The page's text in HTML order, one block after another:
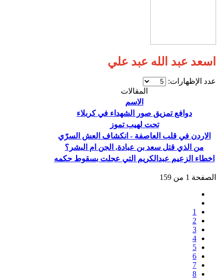
اسعد عبد الله عبد علي
عدد الإظهارات:
المقالات
الاسم
دوافع تمزيق صور الشهداء في كربلاء
تحت لهيب تموز
الاردن في قلب العاصفة - انكشاف العش السرّي
من الذي قتل سعد بن عبادة, الجن ام البشر؟
اخطاء الزعيم عبدالكريم التي عجلت بسقوط حكمه
الصفحة 1 من 159
1
2
3
4
5
6
7
8